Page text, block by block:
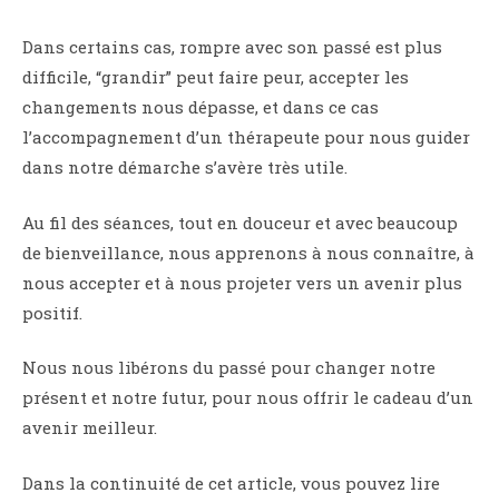
Dans certains cas, rompre avec son passé est plus
difficile, “grandir” peut faire peur, accepter les
changements nous dépasse, et dans ce cas
l’accompagnement d’un thérapeute pour nous guider
dans notre démarche s’avère très utile.
Au fil des séances, tout en douceur et avec beaucoup
de bienveillance, nous apprenons à nous connaître, à
nous accepter et à nous projeter vers un avenir plus
positif.
Nous nous libérons du passé pour changer notre
présent et notre futur, pour nous offrir le cadeau d’un
avenir meilleur.
Dans la continuité de cet article, vous pouvez lire